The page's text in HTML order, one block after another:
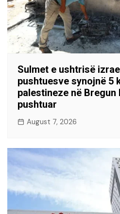
Sulmet e ushtrisë
pushtuesve synojnë 5
palestineze në
pushtuar
August 7, 2026